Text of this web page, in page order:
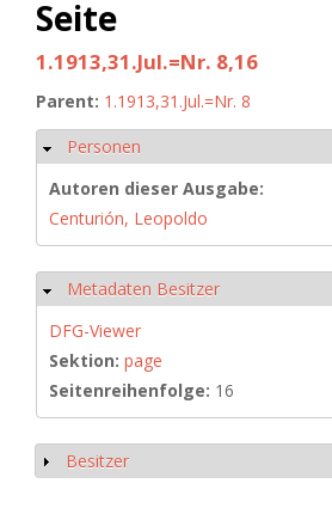
Seite
1.1913,31.Jul.=Nr. 8,16
Parent: 1.1913,31.Jul.=Nr. 8
Hide
Personen
Autoren dieser Ausgabe:
Centurión, Leopoldo
Hide
Metadaten Besitzer
DFG-Viewer
Sektion: page
Seitenreihenfolge: 16
Show
Besitzer